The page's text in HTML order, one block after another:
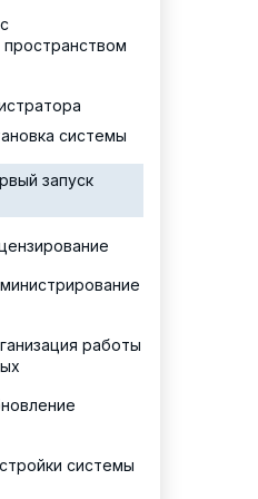
системы
запуск
работы
системы